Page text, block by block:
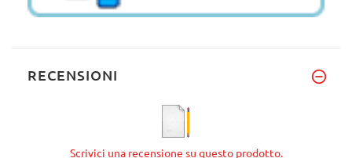
RECENSIONI
Scrivici una recensione su questo prodotto.